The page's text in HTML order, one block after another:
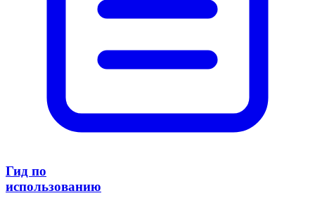
Гид по
использованию